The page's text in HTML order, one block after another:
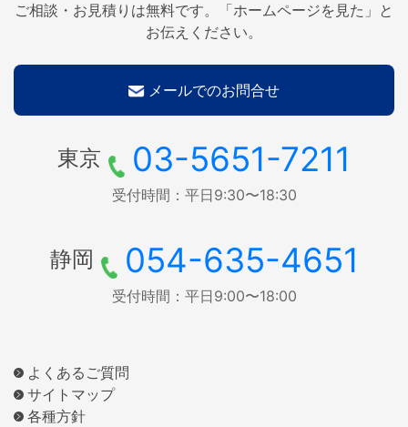
ご相談・お見積りは無料です。「ホームページを見た」と
お伝えください。
メールでのお問合せ
東京 03-5651-7211
受付時間：平日9:30〜18:30
静岡 054-635-4651
受付時間：平日9:00〜18:00
よくあるご質問
サイトマップ
各種方針